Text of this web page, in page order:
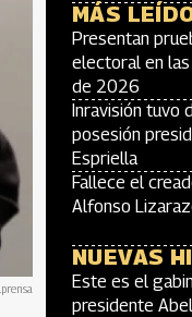
MÁS
Presentan
electoral en
de 2026
Inravisión tuvo
posesión
Espriella
Fallece el
Alfonso
NUEVAS
Este es el
presidente